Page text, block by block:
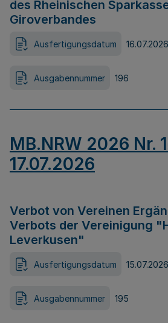
des Rheinischen
Giroverbandes
Ausfertigungsdatum 16.07.2026
Ausgabennummer 196
MB.NRW 2026 Nr.
17.07.2026
Verbot von Vereinen
Verbots der Vereinigung
Leverkusen"
Ausfertigungsdatum 15.07.2026
Ausgabennummer 195